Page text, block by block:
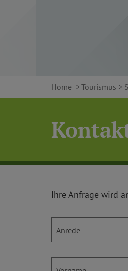
Home > Tourismus >
Ihre Anfrage wird
Anrede